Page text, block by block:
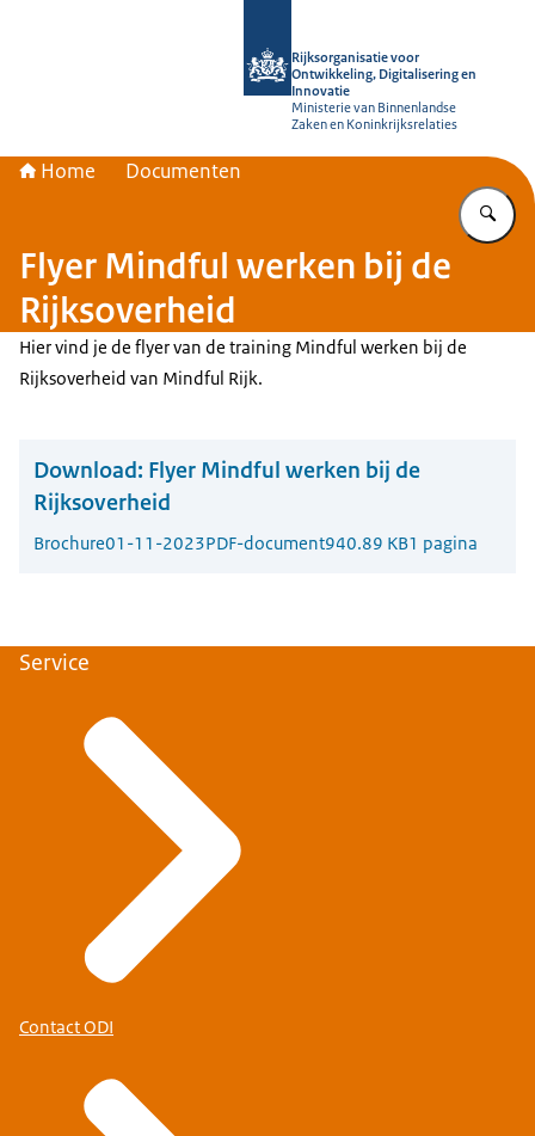
Rijksorganisatie voor
Ontwikkeling, Digitalisering en
Innovatie
Ministerie van Binnenlandse
Zaken en Koninkrijksrelaties
Home Documenten
Flyer Mindful werken bij de
Rijksoverheid
Hier vind je de flyer van de training Mindful werken bij de
Rijksoverheid van Mindful Rijk.
Download: Flyer Mindful werken bij de
Rijksoverheid
Brochure01-11-2023PDF-document940.89 KB1 pagina
Service
Contact ODI